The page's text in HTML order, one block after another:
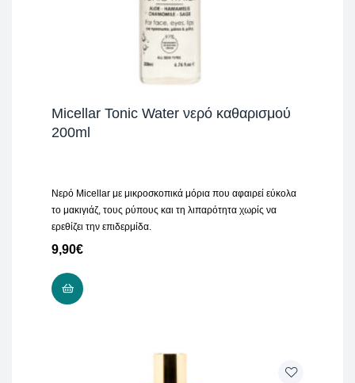
Micellar Tonic Water νερό καθαρισμού
200ml
Νερό Micellar με μικροσκοπικά μόρια που αφαιρεί εύκολα
το μακιγιάζ, τους ρύπους και τη λιπαρότητα χωρίς να
ερεθίζει την επιδερμίδα.
9,90€